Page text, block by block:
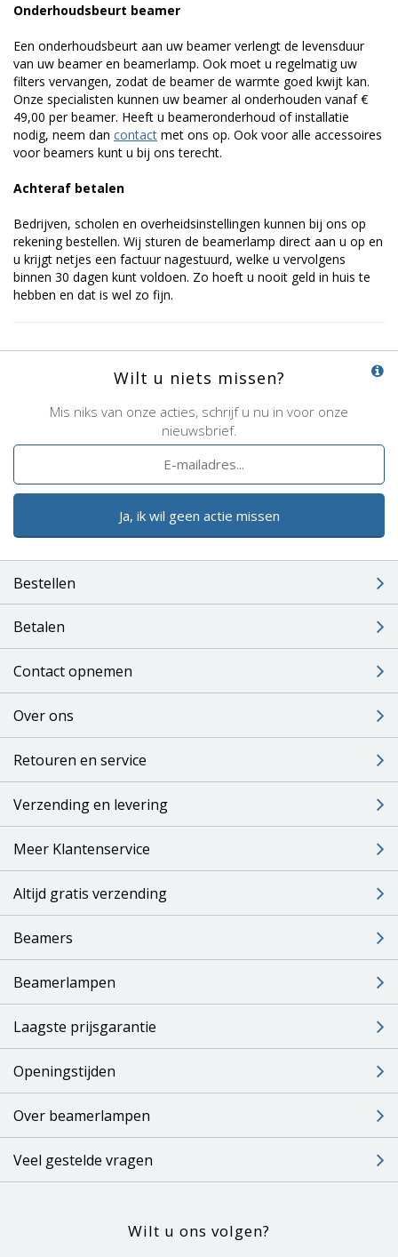
Onderhoudsbeurt beamer
Een onderhoudsbeurt aan uw beamer verlengt de levensduur
van uw beamer en beamerlamp. Ook moet u regelmatig uw
filters vervangen, zodat de beamer de warmte goed kwijt kan.
Onze specialisten kunnen uw beamer al onderhouden vanaf €
49,00 per beamer. Heeft u beameronderhoud of installatie
nodig, neem dan contact met ons op. Ook voor alle accessoires
voor beamers kunt u bij ons terecht.
Achteraf betalen
Bedrijven, scholen en overheidsinstellingen kunnen bij ons op
rekening bestellen. Wij sturen de beamerlamp direct aan u op en
u krijgt netjes een factuur nagestuurd, welke u vervolgens
binnen 30 dagen kunt voldoen. Zo hoeft u nooit geld in huis te
hebben en dat is wel zo fijn.
Wilt u niets missen?
Mis niks van onze acties, schrijf u nu in voor onze
nieuwsbrief.
Ja, ik wil geen actie missen
Bestellen
Betalen
Contact opnemen
Over ons
Retouren en service
Verzending en levering
Meer Klantenservice
Altijd gratis verzending
Beamers
Beamerlampen
Laagste prijsgarantie
Openingstijden
Over beamerlampen
Veel gestelde vragen
Wilt u ons volgen?